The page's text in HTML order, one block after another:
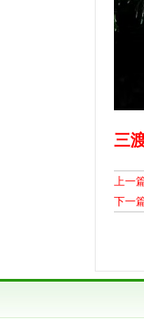
三
上一
下一